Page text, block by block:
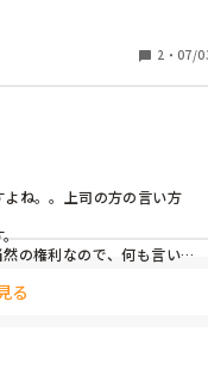
す。
2 ・ 07/
ね。。上司の方の言い方
。
の権利なので、何も言いま
る